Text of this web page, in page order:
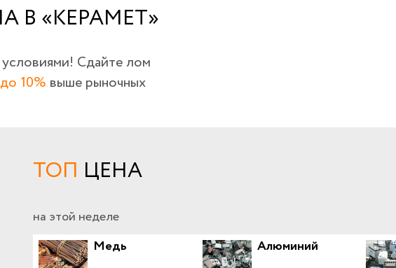
В «КЕРАМЕТ»
Сдайте лом
до 10% выше рыночных
ТОП ЦЕНА
на этой неделе
Медь
Алюминий